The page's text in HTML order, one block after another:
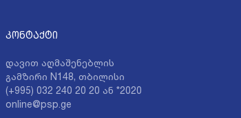
კონტაქტი
დავით აღმაშენებლის
გამზირი N148, თბილისი
(+995) 032 240 20 20 ან *2020
online@psp.ge